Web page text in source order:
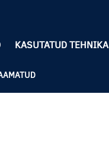
KASUTATUD TEHNIKA